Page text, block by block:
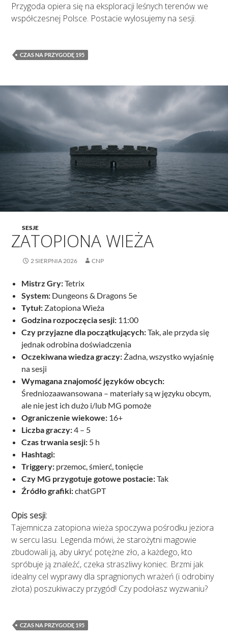
Przygoda opiera się na eksploracji leśnych terenów we
współczesnej Polsce. Postacie wylosujemy na sesji.
CZAS NA PRZYGODĘ 195
SESJE
ZATOPIONA WIEŻA
2 SIERPNIA 2026 CNP
Mistrz Gry:Tetrix
System: Dungeons & Dragons 5e
Tytuł: Zatopiona Wieża
Godzina rozpoczęcia sesji: 11:00
Czy przyjazne dla początkujących:Tak, ale przyda się
jednak odrobina doświadczenia
Oczekiwana wiedza graczy: Żadna, wszystko wyjaśnię
na sesji
Wymagana znajomość języków obcych:
Średniozaawansowana – materiały są w języku obcym,
ale nie jest ich dużo i/lub MG pomoże
Ograniczenie wiekowe: 16+
Liczba graczy:4 – 5
Czas trwania sesji: 5 h
Hashtagi:
Triggery: przemoc, śmierć, tonięcie
Czy MG przygotuje gotowe postacie:Tak
Źródło grafiki:chatGPT
Opis sesji:
Tajemnicza zatopiona wieża spoczywa pośrodku jeziora
w sercu lasu. Legenda mówi, że starożytni magowie
zbudowali ją, aby ukryć potężne zło, a każdego, kto
spróbuje ją znaleźć, czeka straszliwy koniec. Brzmi jak
idealny cel wyprawy dla spragnionych wrażeń (i odrobiny
złota) poszukiwaczy przygód! Czy podołasz wyzwaniu?
CZAS NA PRZYGODĘ 195